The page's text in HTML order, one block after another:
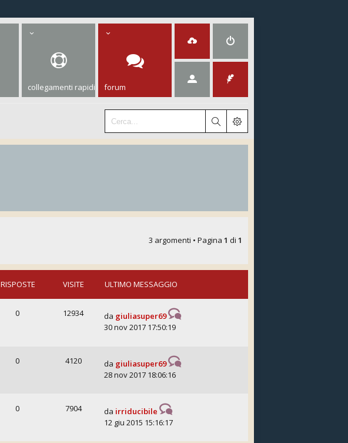
collegamenti rapidi forum
3 argomenti • Pagina 1 di 1
RISPOSTE VISITE ULTIMO MESSAGGIO
0 12934 da giuliasuper69
30 nov 2017 17:50:19
0 4120 da giuliasuper69
28 nov 2017 18:06:16
0 7904 da irriducibile
12 giu 2015 15:16:17